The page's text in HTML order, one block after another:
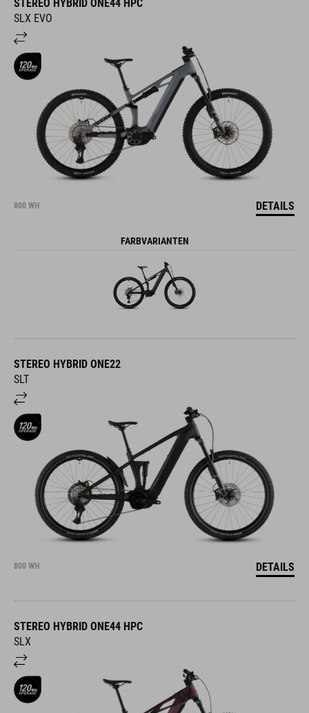
STEREO HYBRID ONE44 HPC
SLX EVO
800 WH DETAILS
FARBVARIANTEN
STEREO HYBRID ONE22
SLT
800 WH DETAILS
STEREO HYBRID ONE44 HPC
SLX